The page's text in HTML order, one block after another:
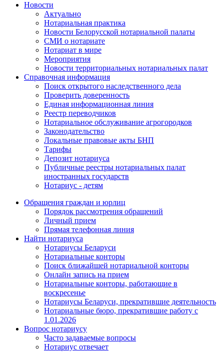
Новости
Актуально
Нотариальная практика
Новости Белорусской нотариальной палаты
СМИ о нотариате
Нотариат в мире
Мероприятия
Новости территориальных нотариальных палат
Справочная информация
Поиск открытого наследственного дела
Проверить доверенность
Единая информационная линия
Реестр переводчиков
Нотариальное обслуживание агрогородков
Законодательство
Локальные правовые акты БНП
Тарифы
Депозит нотариуса
Публичные реестры нотариальных палат
иностранных государств
Нотариус - детям
Обращения граждан и юрлиц
Порядок рассмотрения обращений
Личный прием
Прямая телефонная линия
Найти нотариуса
Нотариусы Беларуси
Нотариальные конторы
Поиск ближайшей нотариальной конторы
Онлайн запись на прием
Нотариальные конторы, работающие в
воскресенье
Нотариусы Беларуси, прекратившие деятельность
Нотариальные бюро, прекратившие работу с
1.01.2026
Вопрос нотариусу
Часто задаваемые вопросы
Нотариус отвечает